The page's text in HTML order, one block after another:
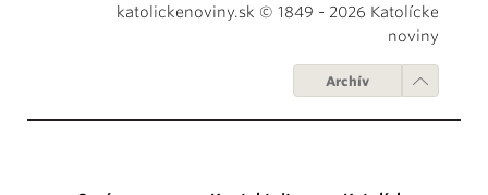
katolickenoviny.sk © 1849 - 2026 Katolícke
noviny
Archív